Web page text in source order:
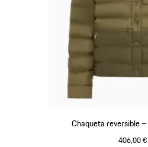
Chaqueta reversible
406,00 €